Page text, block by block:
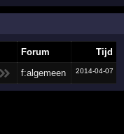
Forum
Tijd
f:algemeen 2014-04-07